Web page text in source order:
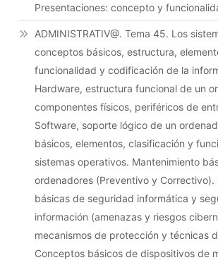
Presentaciones: concepto y
ADMINISTRATIV@. Tema 45. Los
conceptos básicos, estructura,
funcionalidad y codificación de la
Hardware, estructura funcional de un
componentes físicos, periféricos de
Software, soporte lógico de un
básicos, elementos, clasificación y
sistemas operativos. Mantenimiento
ordenadores (Preventivo y Correctivo).
básicas de seguridad informática y
información (amenazas y riesgos
mecanismos de protección y técnicas
Conceptos básicos de dispositivos de